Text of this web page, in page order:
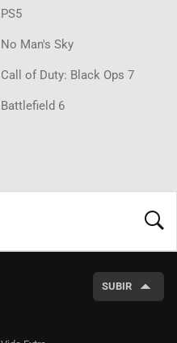
PS5
No Man's Sky
Call of Duty: Black Ops 7
Battlefield 6
SUBIR